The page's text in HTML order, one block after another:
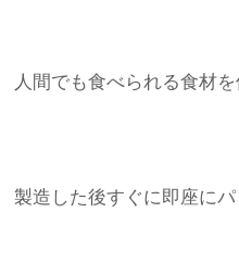
人間でも食べられる食材
製造した後すぐに即座に